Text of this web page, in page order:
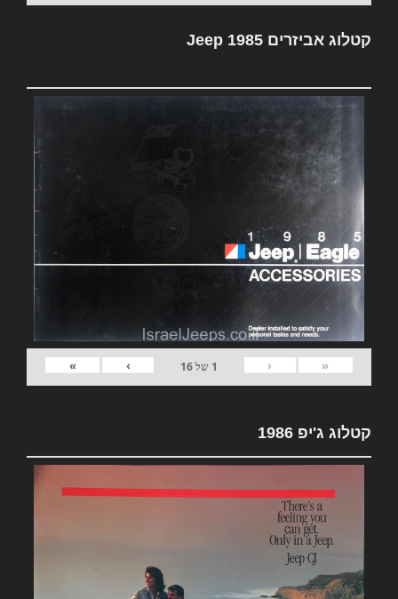
קטלוג אביזרים Jeep 1985
«
‹
1 של16
›
»
קטלוג ג'יפ 1986